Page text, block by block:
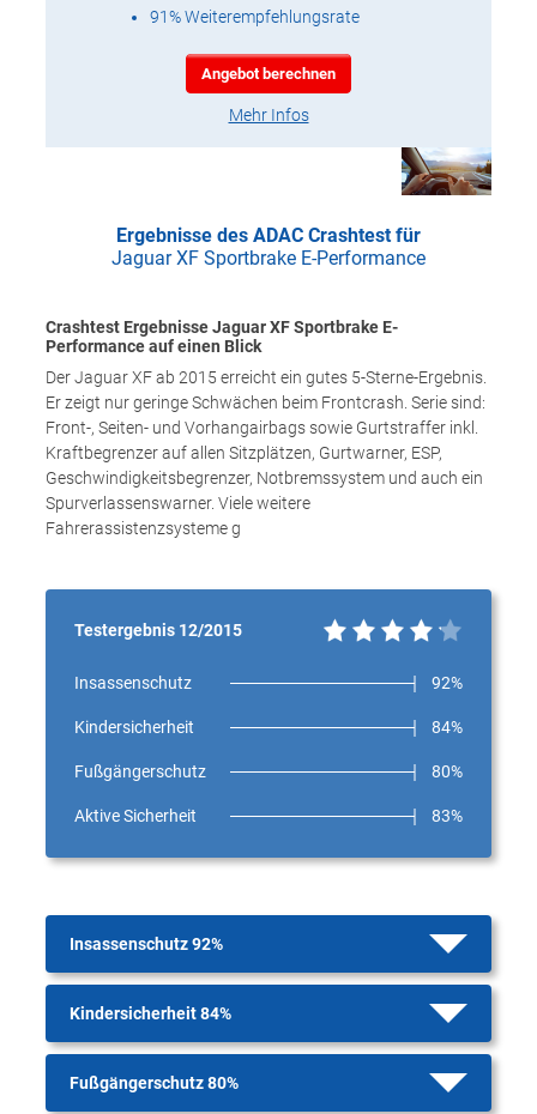
91% Weiterempfehlungsrate
Angebot berechnen
Mehr Infos
Ergebnisse des ADAC Crashtest für
Jaguar XF Sportbrake E-Performance
Crashtest Ergebnisse Jaguar XF Sportbrake E-
Performance auf einen Blick
Der Jaguar XF ab 2015 erreicht ein gutes 5-Sterne-Ergebnis.
Er zeigt nur geringe Schwächen beim Frontcrash. Serie sind:
Front-, Seiten- und Vorhangairbags sowie Gurtstraffer inkl.
Kraftbegrenzer auf allen Sitzplätzen, Gurtwarner, ESP,
Geschwindigkeitsbegrenzer, Notbremssystem und auch ein
Spurverlassenswarner. Viele weitere
Fahrerassistenzsysteme g
Testergebnis 12/2015
Insassenschutz 92%
Kindersicherheit 84%
Fußgängerschutz 80%
Aktive Sicherheit 83%
Insassenschutz 92%
Kindersicherheit 84%
Fußgängerschutz 80%